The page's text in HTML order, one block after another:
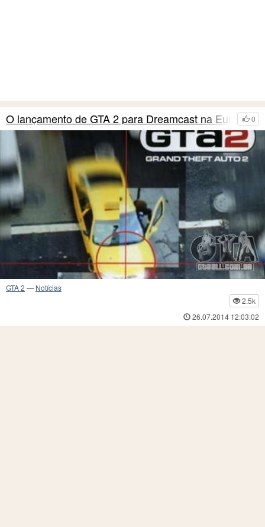
0
O lançamento de GTA 2 para Dreamcast na Europa
GTA 2 — Notícias
2.5k
26.07.2014 12:03:02